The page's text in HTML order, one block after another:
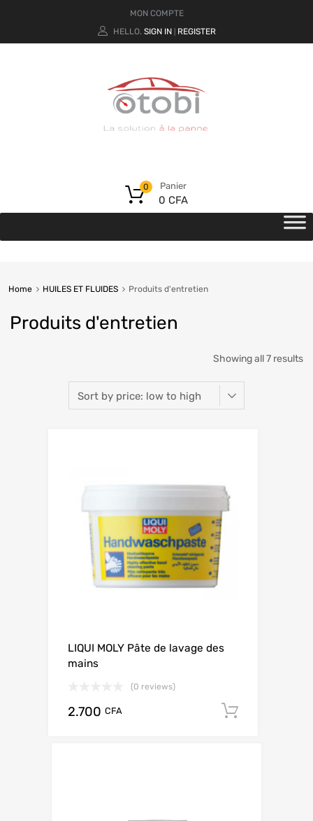
MON COMPTE
HELLO. SIGN IN REGISTER
Panier
0 CFA
0
Home HUILES ET FLUIDES Produits d'entretien
Produits d'entretien
Showing all 7 results
LIQUI MOLY Pâte de lavage des
mains
(0 reviews)
2.700 CFA